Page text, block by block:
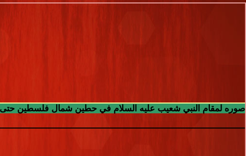
صوره لمقام النبي شعيب عليه السلام في حطين شمال فلسطين حتى سنة